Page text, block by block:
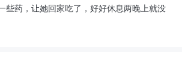
些药，让她回家吃了，好好休息两晚上就没